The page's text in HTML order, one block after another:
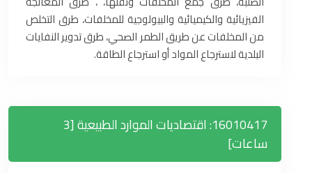
الفيزيائية والكيميائية والبيولوجية للمخلفات، طرق التخلص
من المخلفات عن طريق الطمر الصحي، طرق تدوير النفايات
البلدية لاسترجاع المواد أو استرجاع الطاقة.
16010417: اقتصاديات الموارد الطبيعية [3
ساعات]